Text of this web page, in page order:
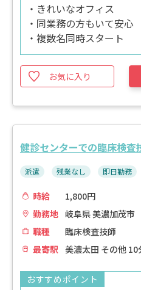
・きれいなオフィス
・同業務の方もいて安心
・複数名同時スタート
お気に入り
健診センターでの臨床検査
派遣 残業なし 即日勤務
時給
1,800円
勤務地 岐阜県 美濃加茂市
職種
臨床検査技師
最寄駅 美濃太田 その他 10
おすすめポイント